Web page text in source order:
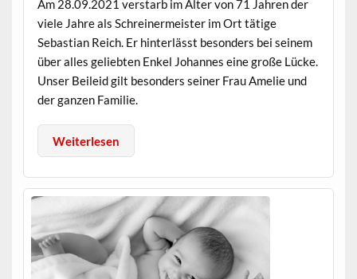
Am 28.09.2021 verstarb im Alter von 71 Jahren der
viele Jahre als Schreinermeister im Ort tätige
Sebastian Reich. Er hinterlässt besonders bei seinem
über alles geliebten Enkel Johannes eine große Lücke.
Unser Beileid gilt besonders seiner Frau Amelie und
der ganzen Familie.
Weiterlesen